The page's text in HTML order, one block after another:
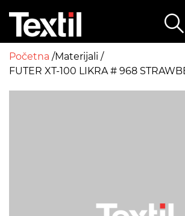
Početna Materijali
FUTER XT-100 LIKRA # 968